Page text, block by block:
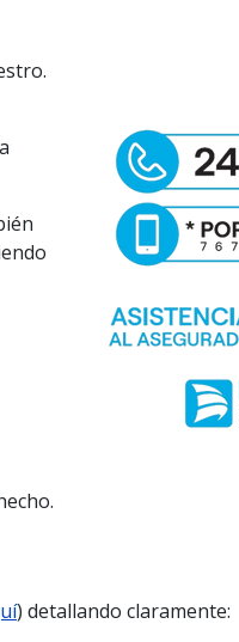
) detallando claramente: